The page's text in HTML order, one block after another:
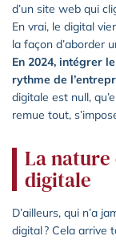
d’un site web qui
En vrai, le digital
la façon d’aborder
En 2024, intégrer
rythme de
digitale est null,
remue tout,
La nature
digitale
D’ailleurs, qui n’a
digital ? Cela arrive